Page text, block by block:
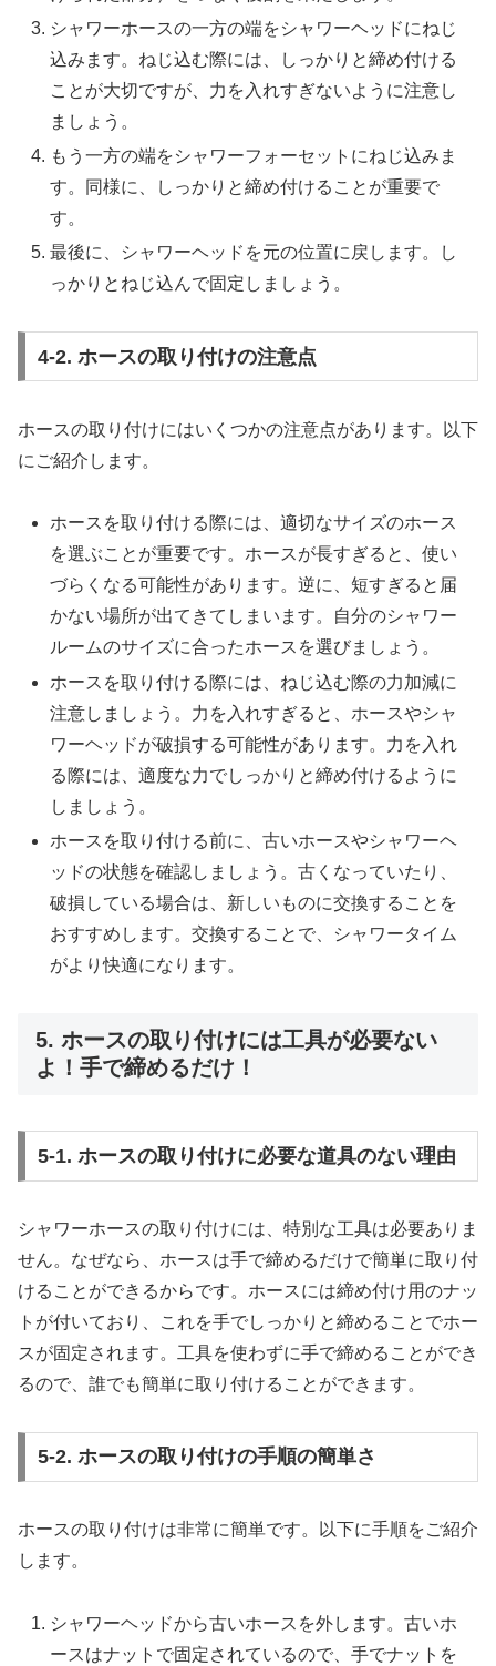
シャワーホースの一方の端をシャワーヘッドにねじ
込みます。ねじ込む際には、しっかりと締め付ける
ことが大切ですが、力を入れすぎないように注意し
ましょう。
もう一方の端をシャワーフォーセットにねじ込みま
す。同様に、しっかりと締め付けることが重要で
す。
最後に、シャワーヘッドを元の位置に戻します。し
っかりとねじ込んで固定しましょう。
4-2. ホースの取り付けの注意点
ホースの取り付けにはいくつかの注意点があります。以下
にご紹介します。
ホースを取り付ける際には、適切なサイズのホース
を選ぶことが重要です。ホースが長すぎると、使い
づらくなる可能性があります。逆に、短すぎると届
かない場所が出てきてしまいます。自分のシャワー
ルームのサイズに合ったホースを選びましょう。
ホースを取り付ける際には、ねじ込む際の力加減に
注意しましょう。力を入れすぎると、ホースやシャ
ワーヘッドが破損する可能性があります。力を入れ
る際には、適度な力でしっかりと締め付けるように
しましょう。
ホースを取り付ける前に、古いホースやシャワーヘ
ッドの状態を確認しましょう。古くなっていたり、
破損している場合は、新しいものに交換することを
おすすめします。交換することで、シャワータイム
がより快適になります。
5. ホースの取り付けには工具が必要ない
よ！手で締めるだけ！
5-1. ホースの取り付けに必要な道具のない理由
シャワーホースの取り付けには、特別な工具は必要ありま
せん。なぜなら、ホースは手で締めるだけで簡単に取り付
けることができるからです。ホースには締め付け用のナッ
トが付いており、これを手でしっかりと締めることでホー
スが固定されます。工具を使わずに手で締めることができ
るので、誰でも簡単に取り付けることができます。
5-2. ホースの取り付けの手順の簡単さ
ホースの取り付けは非常に簡単です。以下に手順をご紹介
します。
シャワーヘッドから古いホースを外します。古いホ
ースはナットで固定されているので、手でナットを